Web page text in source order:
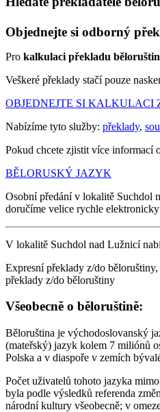
Objednejte si odborný
Pro kalkulaci překladu
Veškeré překlady stačí pouze
OBJEDNEJTE SI KALKULACI
Nabízíme tyto služby: překlady,
Pokud chcete zjistit více informací
BĚLORUSKÝ JAZYK
Osobní předání v lokalitě Suchdol
doručíme velice rychle
V lokalitě Suchdol nad Lužnicí
Expresní překlady z/do
překlady z/do běloruštiny
Všeobecně o běloruštině:
Běloruština je východoslovanský
(mateřský) jazyk kolem 7 miliónů
Polska a v diaspoře v zemích
Počet uživatelů tohoto jazyka
byla podle výsledků referenda
národní kultury všeobecně; v